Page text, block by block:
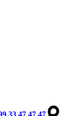
33 47 47 47